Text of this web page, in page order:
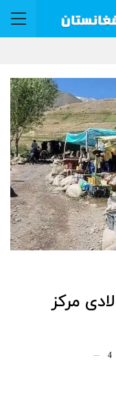
مرکز
4